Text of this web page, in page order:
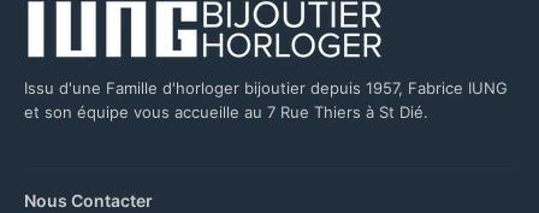
Issu d'une Famille d'horloger bijoutier depuis 1957, Fabrice IUNG
et son équipe vous accueille au 7 Rue Thiers à St Dié.
Nous Contacter